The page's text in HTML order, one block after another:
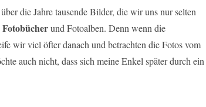
die Jahre tausende Bilder, die wir uns nur selten
und Fotoalben. Denn wenn die
wir viel öfter danach und betrachten die Fotos vom
auch nicht, dass sich meine Enkel später durch ein